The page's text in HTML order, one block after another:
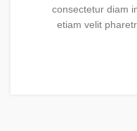
consectetur diam
etiam velit